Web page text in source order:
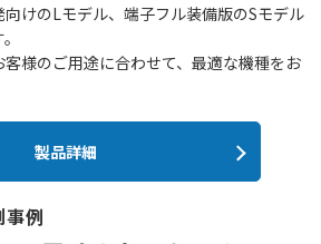
けのLモデル、端子フル装備版のSモデル
様のご用途に合わせて、最適な機種をお
製品詳細
事例